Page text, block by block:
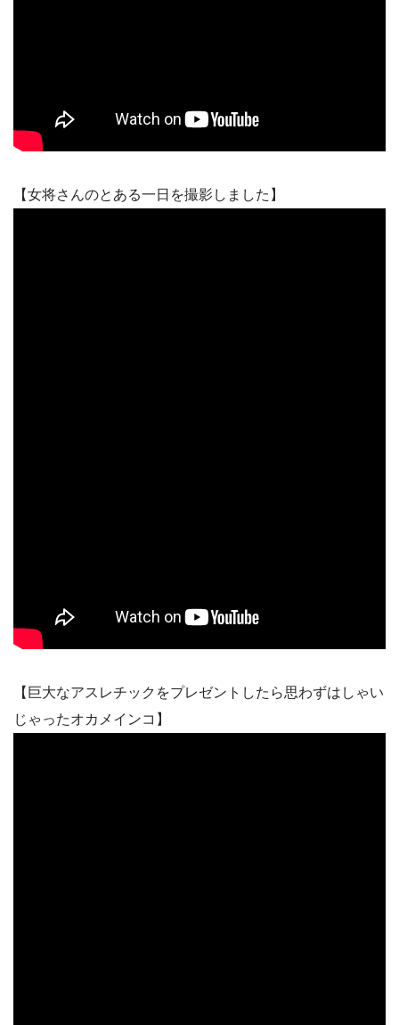
【女将さんのとある一日を撮影しました】
【巨大なアスレチックをプレゼントしたら思わずはしゃい
じゃったオカメインコ】